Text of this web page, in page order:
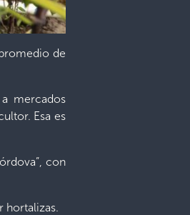
de
mercados
Esa es
con
hortalizas.